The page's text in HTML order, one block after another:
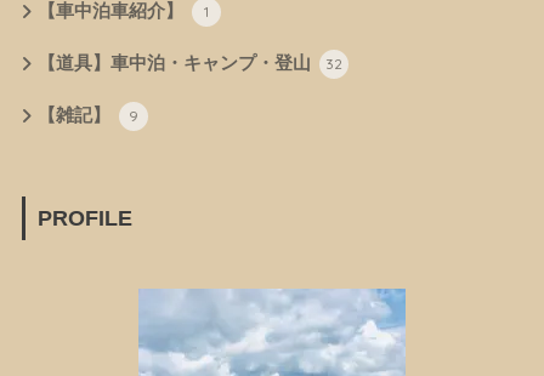
【車中泊車紹介】 1
【道具】車中泊・キャンプ・登山 32
【雑記】 9
PROFILE